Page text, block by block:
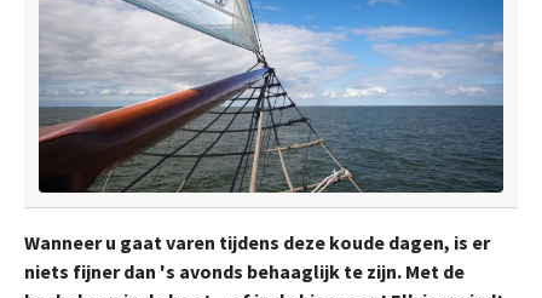
Wanneer u gaat varen tijdens deze koude dagen, is er
niets fijner dan 's avonds behaaglijk te zijn. Met de